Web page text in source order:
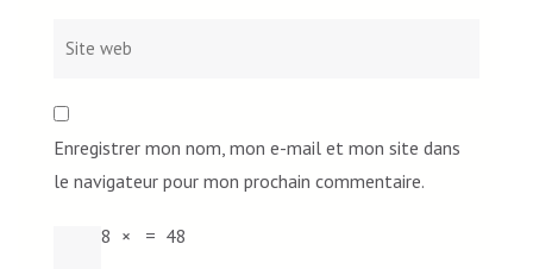
Enregistrer mon nom, mon e-mail et mon site dans
le navigateur pour mon prochain commentaire.
8 × = 48